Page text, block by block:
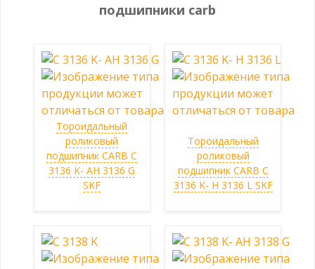
подшипники carb
Тороидальный
роликовый
подшипник CARB C
3136 K- AH 3136 G
SKF
Тороидальный
роликовый
подшипник CARB C
3136 K- H 3136 L SKF